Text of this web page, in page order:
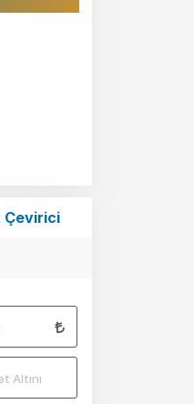
Çevirici
Altını